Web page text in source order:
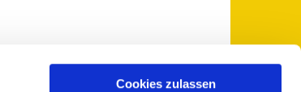
Cookies zulassen